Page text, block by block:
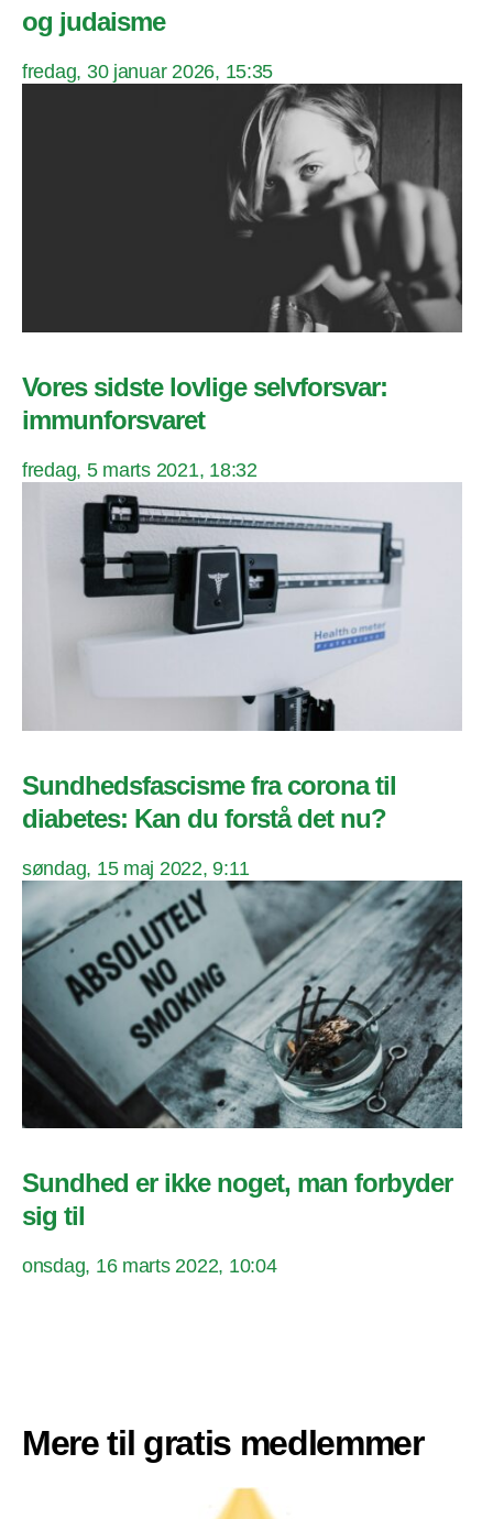
og judaisme
fredag, 30 januar 2026, 15:35
Vores sidste lovlige selvforsvar:
immunforsvaret
fredag, 5 marts 2021, 18:32
Sundhedsfascisme fra corona til
diabetes: Kan du forstå det nu?
søndag, 15 maj 2022, 9:11
Sundhed er ikke noget, man forbyder
sig til
onsdag, 16 marts 2022, 10:04
Mere til gratis medlemmer